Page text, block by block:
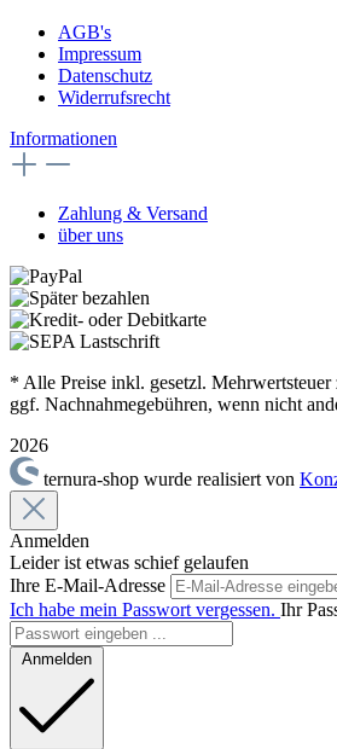
AGB's
Impressum
Datenschutz
Widerrufsrecht
Informationen
Zahlung & Versand
über uns
* Alle Preise inkl. gesetzl. Mehrwertsteuer
ggf. Nachnahmegebühren, wenn nicht
2026
ternura-shop wurde realisiert von
Anmelden
Leider ist etwas schief gelaufen
Ihre E-Mail-Adresse
Ich habe mein Passwort vergessen. Ihr
Anmelden